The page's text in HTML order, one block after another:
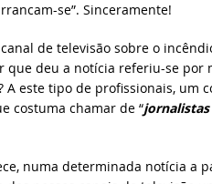
se”. Sinceramente!
de televisão sobre o
que deu a notícia referiu-se por
A este tipo de profissionais, um
costuma chamar de “
numa determinada notícia a